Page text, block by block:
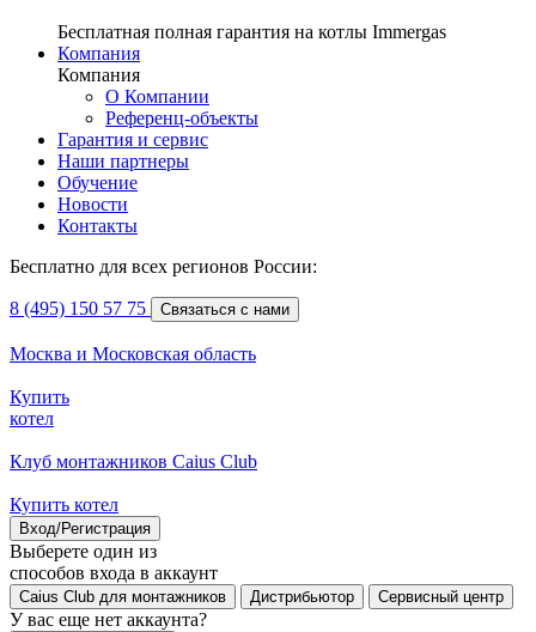
Бесплатная полная гарантия на котлы Immergas
Компания
Компания
О Компании
Референц-объекты
Гарантия и сервис
Наши партнеры
Обучение
Новости
Контакты
Бесплатно для всех регионов России:
8 (495) 150 57 75 Связаться с нами
Москва и Московская область
Купить
котел
Клуб монтажников Caius Club
Купить котел
Вход/Регистрация
Выберете один из
способов входа в аккаунт
Caius Club для монтажников Дистрибьютор Сервисный центр
У вас еще нет аккаунта?